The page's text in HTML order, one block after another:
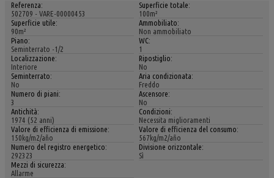
Referenza:
502709 - VARE-00000453
Superficie totale:
100m²
Superficie utile:
90m²
Ammobiliato:
Non ammobiliato
Piano:
Seminterrato -1/2
WC:
1
Localizzazione:
Interiore
Ripostiglio:
No
Seminterrato:
No
Aria condizionata:
Freddo
Numero di piani:
3
Ascensore:
No
Antichità:
1974 (52 anni)
Condizioni:
Necessita miglioramenti
Valore di efficienza di emissione:
150kg/m2/año
Valore di efficienza del consumo:
567kg/m2/año
Numero del registro energetico:
292323
Divisione orizzontale:
Sì
Mezzi di sicurezza:
Allarme